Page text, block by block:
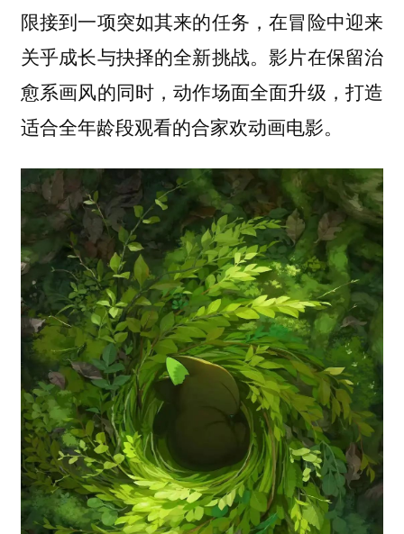
限接到一项突如其来的任务，在冒险中迎来
关乎成长与抉择的全新挑战。影片在保留治
愈系画风的同时，动作场面全面升级，打造
适合全年龄段观看的合家欢动画电影。